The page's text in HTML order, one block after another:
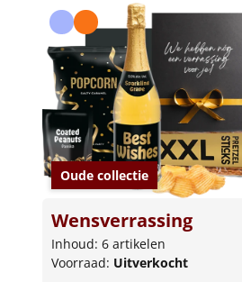
Oude collectie
Wensverrassing
Inhoud: 6 artikelen
Voorraad: Uitverkocht